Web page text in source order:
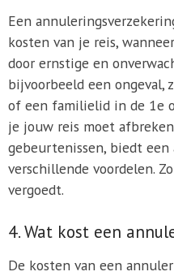
Een
kosten van je reis,
door ernstige en
bijvoorbeeld een
of een familielid in de 1e
je jouw reis moet
gebeurtenissen, biedt
verschillende voordelen.
vergoedt.
4. Wat kost een
De kosten van een